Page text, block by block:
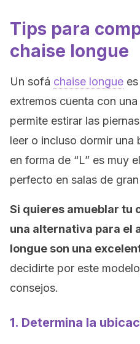
Tips para
chaise longue
Un sofá chaise longue
extremos cuenta con
permite estirar las
leer o incluso dormir una
en forma de “L” es muy
perfecto en salas de
Si quieres amueblar tu
una alternativa para el
longue son una
decidirte por este
consejos.
1. Determina la